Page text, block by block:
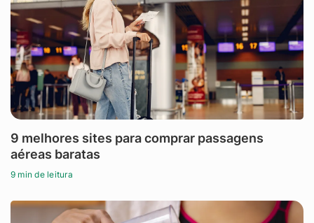
9 melhores sites para comprar passagens
aéreas baratas
9 min de leitura